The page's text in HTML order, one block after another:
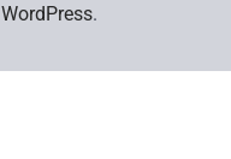
WordPress.